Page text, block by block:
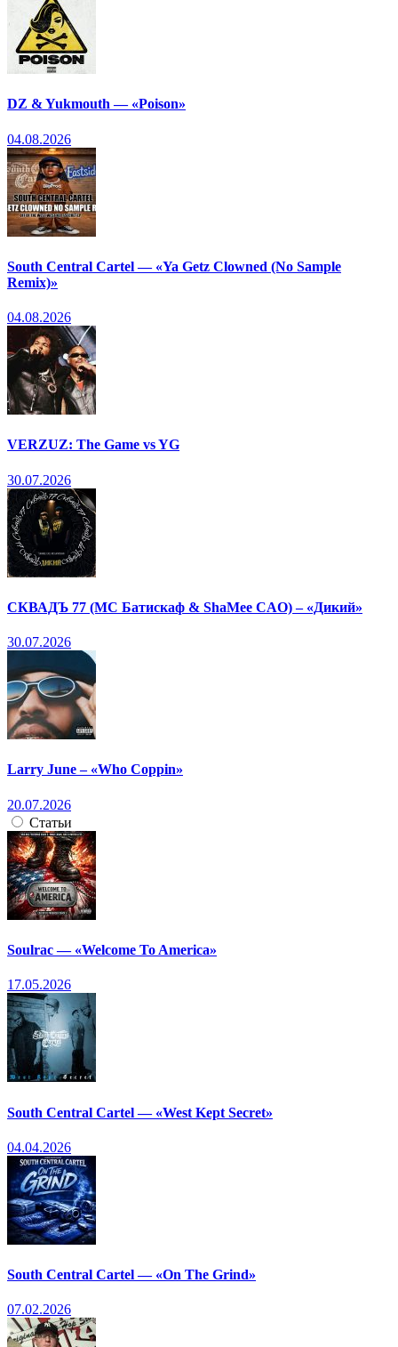
DZ & Yukmouth — «Poison»
04.08.2026
South Central Cartel — «Ya Getz Clowned (No Sample
Remix)»
04.08.2026
VERZUZ: The Game vs YG
30.07.2026
СКВАДЪ 77 (МС Батискаф & ShaMee CAO) – «Дикий»
30.07.2026
Larry June – «Who Coppin»
20.07.2026
Статьи
Soulrac — «Welcome To America»
17.05.2026
South Central Cartel — «West Kept Secret»
04.04.2026
South Central Cartel — «On The Grind»
07.02.2026